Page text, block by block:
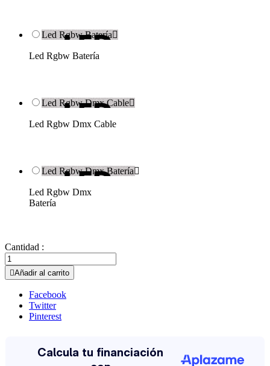
Led Rgbw Batería
Led Rgbw Batería
Led Rgbw Dmx Cable
Led Rgbw Dmx Cable
Led Rgbw Dmx Batería
Led Rgbw Dmx
Batería
Cantidad :
Añadir al carrito
Facebook
Twitter
Pinterest